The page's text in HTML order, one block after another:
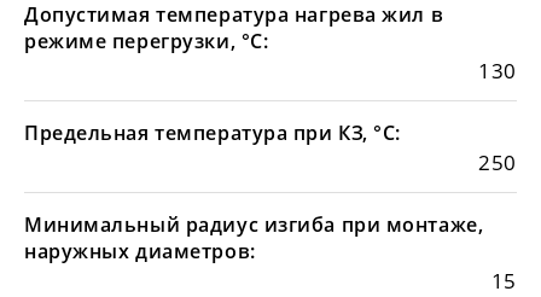
Допустимая температура нагрева жил в
режиме перегрузки, °С:
130
Предельная температура при КЗ, °С:
250
Минимальный радиус изгиба при монтаже,
наружных диаметров:
15